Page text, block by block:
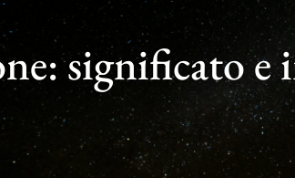
significato